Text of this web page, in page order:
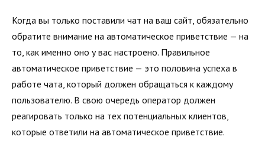
Когда вы только поставили чат на ваш сайт, обязательно
обратите внимание на автоматическое приветствие — на
то, как именно оно у вас настроено. Правильное
автоматическое приветствие — это половина успеха в
работе чата, который должен обращаться к каждому
пользователю. В свою очередь оператор должен
реагировать только на тех потенциальных клиентов,
которые ответили на автоматическое приветствие.